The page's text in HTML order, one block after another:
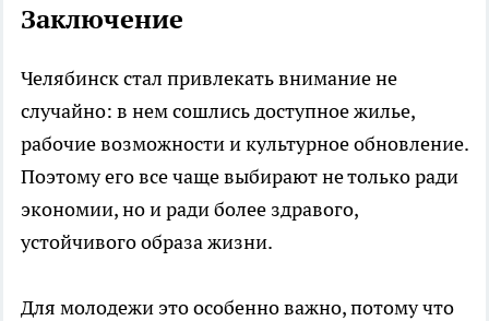
Заключение
Челябинск стал привлекать внимание не
случайно: в нем сошлись доступное жилье,
рабочие возможности и культурное обновление.
Поэтому его все чаще выбирают не только ради
экономии, но и ради более здравого,
устойчивого образа жизни.
Для молодежи это особенно важно, потому что